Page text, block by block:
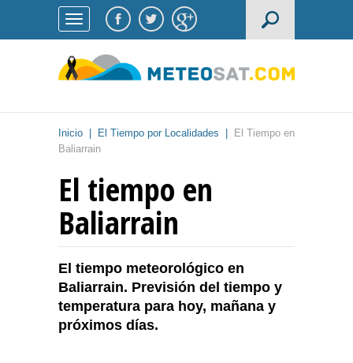
Inicio El Tiempo por Localidades
El Tiempo en
Baliarrain
El tiempo en
Baliarrain
El tiempo meteorológico en
Baliarrain. Previsión del tiempo y
temperatura para hoy, mañana y
próximos días.